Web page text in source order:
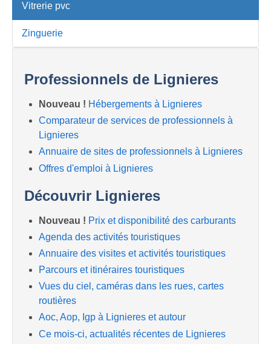
Vitrerie pvc
Zinguerie
Professionnels de Lignieres
Nouveau ! Hébergements à Lignieres
Comparateur de services de professionnels à
Lignieres
Annuaire de sites de professionnels à Lignieres
Offres d'emploi à Lignieres
Découvrir Lignieres
Nouveau ! Prix et disponibilité des carburants
Agenda des activités touristiques
Annuaire des visites et activités touristiques
Parcours et itinéraires touristiques
Vues du ciel, caméras dans les rues, cartes
routières
Aoc, Aop, Igp à Lignieres et autour
Ce mois-ci, actualités récentes de Lignieres